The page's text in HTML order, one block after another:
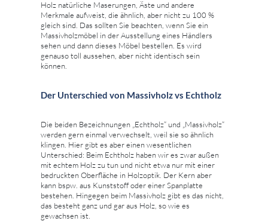
Holz natürliche Maserungen, Äste und andere
Merkmale aufweist, die ähnlich, aber nicht zu 100 %
gleich sind. Das sollten Sie beachten, wenn Sie ein
Massivholzmöbel in der Ausstellung eines Händlers
sehen und dann dieses Möbel bestellen. Es wird
genauso toll aussehen, aber nicht identisch sein
können.
Der Unterschied von Massivholz vs Echtholz
Die beiden Bezeichnungen „Echtholz“ und „Massivholz“
werden gern einmal verwechselt, weil sie so ähnlich
klingen. Hier gibt es aber einen wesentlichen
Unterschied: Beim Echtholz haben wir es zwar außen
mit echtem Holz zu tun und nicht etwa nur mit einer
bedruckten Oberfläche in Holzoptik. Der Kern aber
kann bspw. aus Kunststoff oder einer Spanplatte
bestehen. Hingegen beim Massivholz gibt es das nicht,
das besteht ganz und gar aus Holz, so wie es
gewachsen ist.